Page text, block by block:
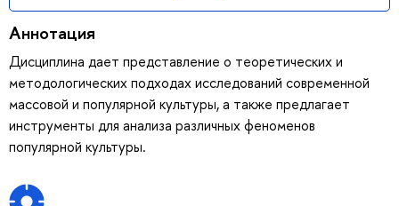
Аннотация
Дисциплина дает представление о теоретических и
методологических подходах исследований современной
массовой и популярной культуры, а также предлагает
инструменты для анализа различных феноменов
популярной культуры.